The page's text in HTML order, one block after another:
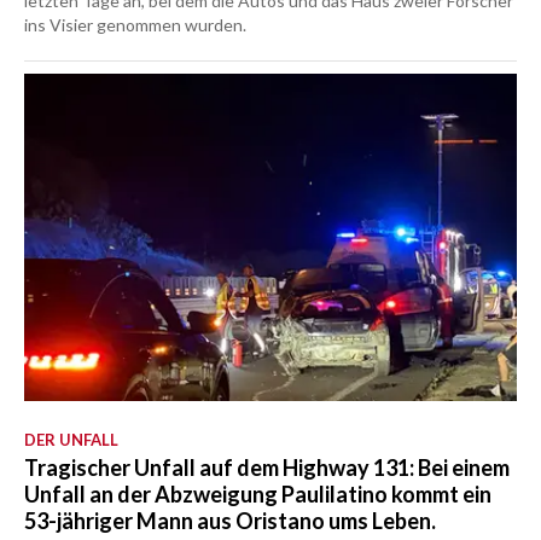
ins Visier genommen wurden.
DER UNFALL
Tragischer Unfall auf dem Highway 131: Bei einem
Unfall an der Abzweigung Paulilatino kommt ein
53-jähriger Mann aus Oristano ums Leben.